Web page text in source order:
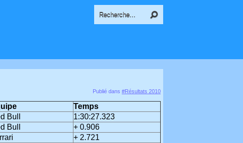
Publié dans #Résultats 2010
Temps
Bull
1:30:27.323
Bull
+ 0.906
+ 2.721